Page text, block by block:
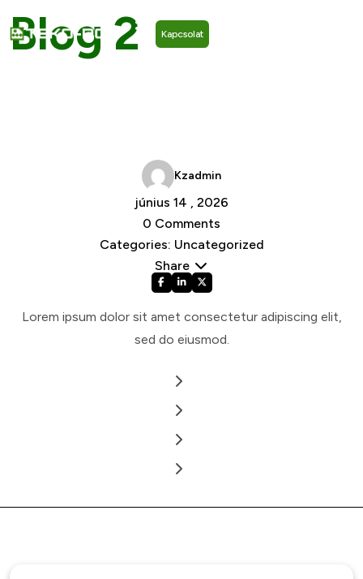
Kapcsolat
Blog 2
Kzadmin
június 14 , 2026
0 Comments
Categories: Uncategorized
Share
Lorem ipsum dolor sit amet consectetur adipiscing elit,
sed do eiusmod.